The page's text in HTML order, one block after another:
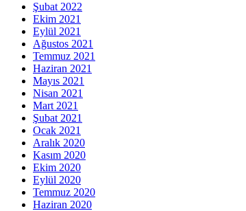
Şubat 2022
Ekim 2021
Eylül 2021
Ağustos 2021
Temmuz 2021
Haziran 2021
Mayıs 2021
Nisan 2021
Mart 2021
Şubat 2021
Ocak 2021
Aralık 2020
Kasım 2020
Ekim 2020
Eylül 2020
Temmuz 2020
Haziran 2020